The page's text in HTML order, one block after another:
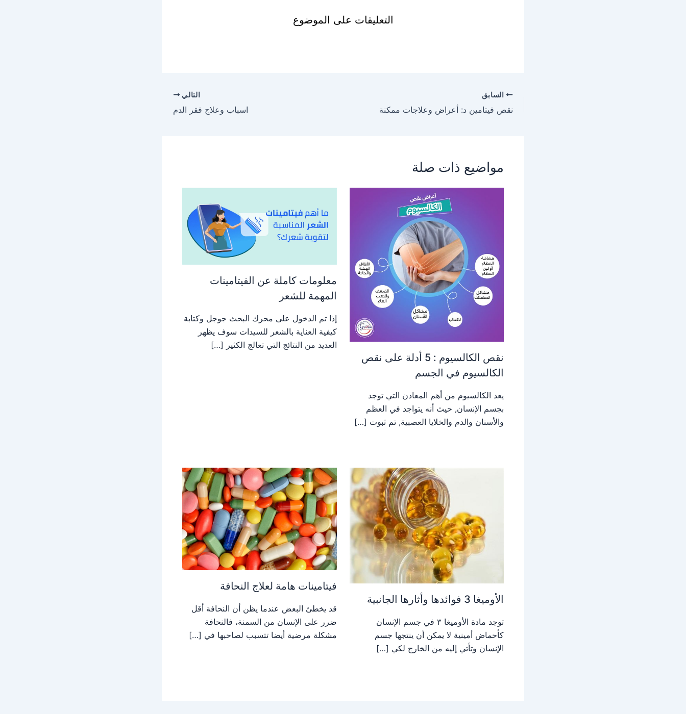
التعليقات على الموضوع
السابق
نقص فيتامين د: أعراض وعلاجات ممكنة
التالي
اسباب وعلاج فقر الدم
مواضيع ذات صلة
نقص الكالسيوم : 5 أدلة على نقص
الكالسيوم في الجسم
يعد الكالسيوم من أهم المعادن التي توجد
بجسم الإنسان, حيث أنه يتواجد في العظم
والأسنان والدم والخلايا العصبية, تم ثبوت […]
معلومات كاملة عن الفيتامينات
المهمة للشعر
إذا تم الدخول على محرك البحث جوجل وكتابة
كيفية العناية بالشعر للسيدات سوف يظهر
العديد من النتائج التي تعالج الكثير […]
الأوميغا 3 فوائدها وأثارها الجانبية
توجد مادة الأوميغا ٣ في جسم الإنسان
كأحماض أمينية لا يمكن أن ينتجها جسم
الإنسان وتأتي إليه من الخارج لكي […]
فيتامينات هامة لعلاج النحافة
قد يخطئ البعض عندما يظن أن النحافة أقل
ضرر على الإنسان من السمنة، فالنحافة
مشكلة مرضية أيضا تتسبب لصاحبها في […]